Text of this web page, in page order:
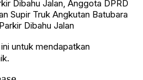
untuk mendapatkan